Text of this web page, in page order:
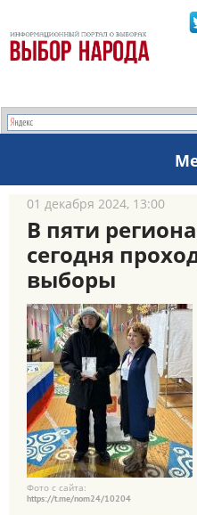
01 декабря 2024, 13:00
В пяти
сегодня
выборы
Фото с сайта:
https://t.me/nom24/10204